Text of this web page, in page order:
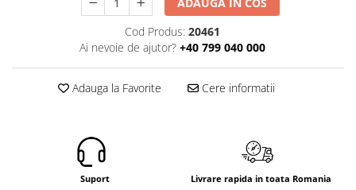
Motoare electrice si pompe
hidraulice
Cod Produs: 20461
Ai nevoie de ajutor? +40 799 040 000
Adauga la Favorite Cere informatii
Suport Livrare rapida in toata Romania